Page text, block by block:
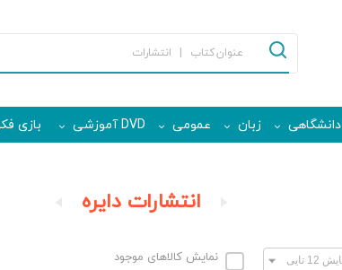
دانشگاهی زبان عمومی DVD آموزشی بازی
انتشارات دایره
نمایش کالاهای موجود